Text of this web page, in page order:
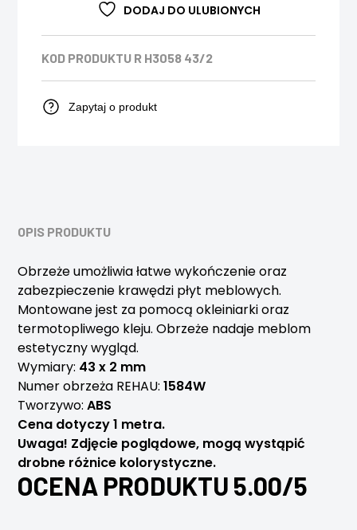
DODAJ DO ULUBIONYCH
KOD PRODUKTU R H3058 43/2
Zapytaj o produkt
OPIS PRODUKTU
Obrzeże umożliwia łatwe wykończenie oraz
zabezpieczenie krawędzi płyt meblowych.
Montowane jest za pomocą okleiniarki oraz
termotopliwego kleju. Obrzeże nadaje meblom
estetyczny wygląd.
Wymiary: 43 x 2 mm
Numer obrzeża REHAU:1584W
Tworzywo:ABS
Cena dotyczy 1 metra.
Uwaga! Zdjęcie poglądowe, mogą wystąpić
drobne różnice kolorystyczne.
OCENA PRODUKTU 5.00/5